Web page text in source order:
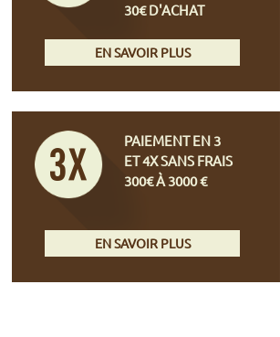
30€ D'ACHAT
EN SAVOIR PLUS
PAIEMENT EN 3
ET 4X SANS FRAIS
300€ À 3000 €
EN SAVOIR PLUS